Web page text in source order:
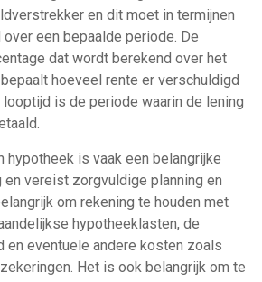
en dit moet in termijnen
een bepaalde periode. De
dat wordt berekend over het
hoeveel rente er verschuldigd
is de periode waarin de lening
hypotheek is vaak een belangrijke
vereist zorgvuldige planning en
om rekening te houden met
hypotheeklasten, de
en eventuele andere kosten zoals
Het is ook belangrijk om te